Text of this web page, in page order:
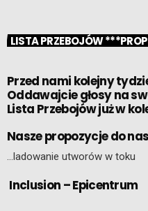
LISTA PRZEBOJÓW
Przed nami kolejny
Oddawajcie głosy na
Lista Przebojów już w
Nasze propozycje do
…ladowanie utworów w toku
Inclusion – Epicentrum